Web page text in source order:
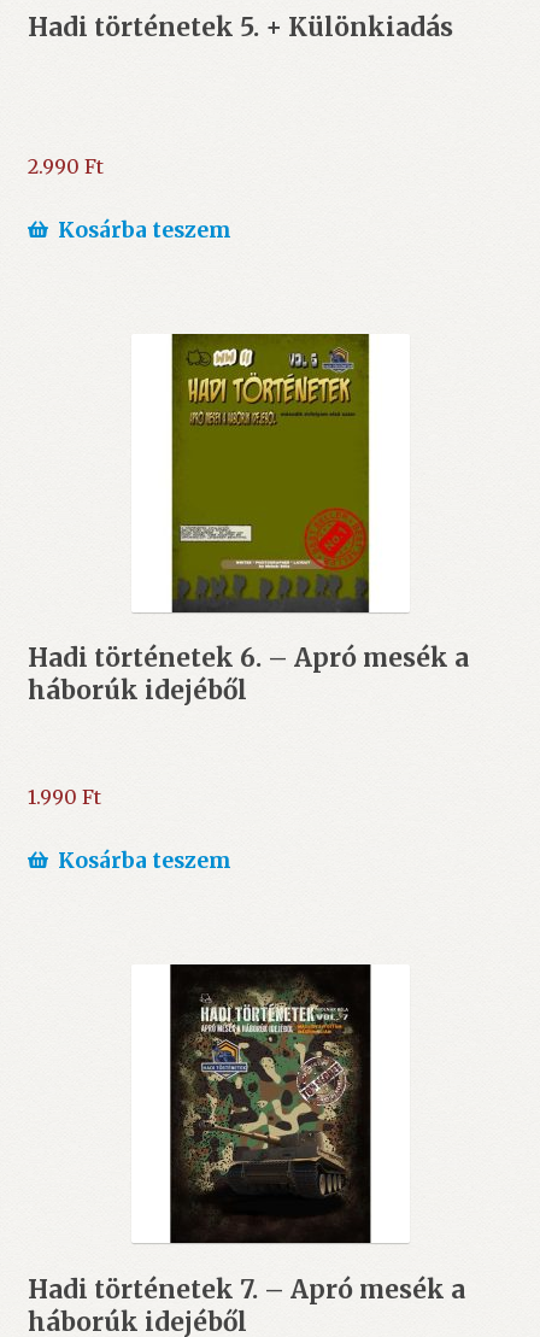
Hadi történetek 5. + Különkiadás
2.990 Ft
Kosárba teszem
Hadi történetek 6. – Apró mesék a
háborúk idejéből
1.990 Ft
Kosárba teszem
Hadi történetek 7. – Apró mesék a
háborúk idejéből